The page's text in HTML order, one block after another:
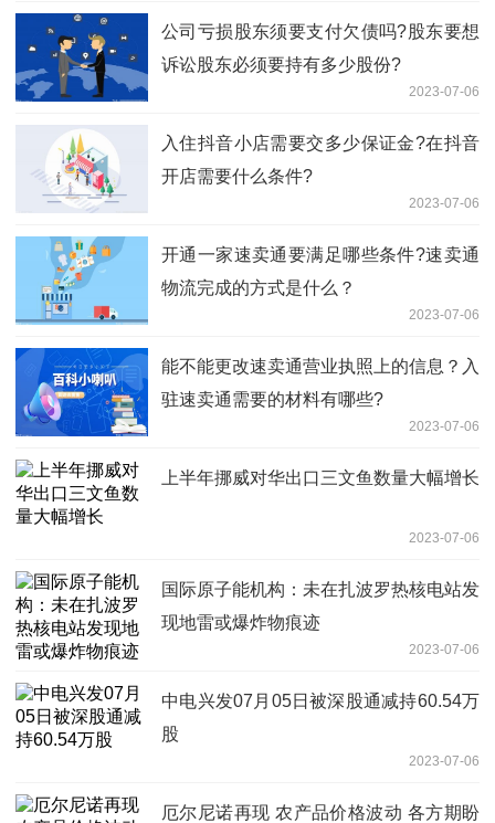
公司亏损股东须要支付欠债吗?股东要想
诉讼股东必须要持有多少股份?
2023-07-06
入住抖音小店需要交多少保证金?在抖音
开店需要什么条件?
2023-07-06
开通一家速卖通要满足哪些条件?速卖通
物流完成的方式是什么？
2023-07-06
能不能更改速卖通营业执照上的信息？入
驻速卖通需要的材料有哪些?
2023-07-06
上半年挪威对华出口三文鱼数量大幅增长
2023-07-06
国际原子能机构：未在扎波罗热核电站发
现地雷或爆炸物痕迹
2023-07-06
中电兴发07月05日被深股通减持60.54万
股
2023-07-06
厄尔尼诺再现 农产品价格波动 各方期盼